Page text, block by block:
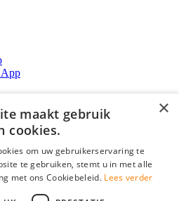
×
maakt gebruik
cookies.
om uw gebruikerservaring te
te gebruiken, stemt u in met alle
met ons Cookiebeleid. Lees verder